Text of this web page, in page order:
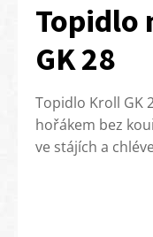
Topidlo
GK 28
Topidlo Kroll GK
hořákem bez
ve stájích a